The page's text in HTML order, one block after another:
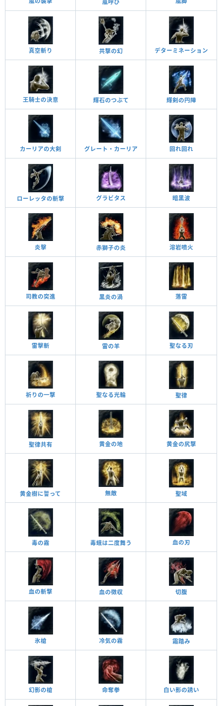
嵐呼び
真空斬り 共撃の幻 デターミネーション
王騎士の決意 輝石のつぶて 輝剣の円陣
カーリアの大剣 グレート・カーリア 回れ回れ
ローレッタの斬撃 グラビタス 暗黑波
炎擊 赤獅子の炎 溶岩噴火
司教の突進 黒炎の渦 落雷
雷擊斬 雷の羊 聖なる刃
祈りの一撃 聖なる光輪 聖律
聖律共有 黄金の地 黄金の尻撃
黄金樹に誓って 無敵 聖域
毒の霧 毒蛾は二度舞う 血の刃
血の斬撃 血の徴収 切腹
氷槍 冷気の霧 霜踏み
幻影の槍 命奪拳 白い影の誘い